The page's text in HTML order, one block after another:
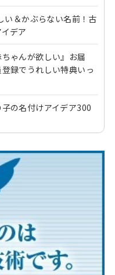
い＆かぶらない名前！古
デア
ゃんが欲しい』お届
録でうれしい特典いっ
の名付けアイデア300